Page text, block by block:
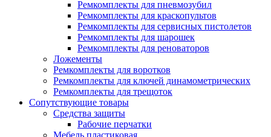
Ремкомплекты для пневмозубил
Ремкомплекты для краскопультов
Ремкомплекты для сервисных пистолетов
Ремкомплекты для шарошек
Ремкомплекты для реноваторов
Ложементы
Ремкомплекты для воротков
Ремкомплекты для ключей динамометрических
Ремкомплекты для трещоток
Сопутствующие товары
Средства защиты
Рабочие перчатки
Мебель пластиковая